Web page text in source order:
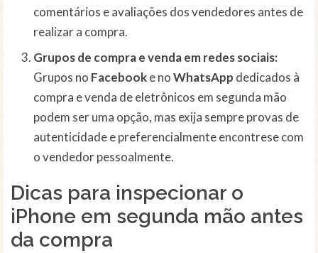
comentários e avaliações dos vendedores antes de
realizar a compra.
Grupos de compra e venda em redes sociais:
Grupos no Facebooke noWhatsApp dedicados à
compra e venda de eletrônicos em segunda mão
podem ser uma opção, mas exija sempre provas de
autenticidade e preferencialmente encontrese com
o vendedor pessoalmente.
Dicas para inspecionar o
iPhone em segunda mão antes
da compra